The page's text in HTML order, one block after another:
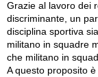
Grazie al lavoro dei
discriminante, un
disciplina sportiva
militano in squadre
che militano in
A questo proposito